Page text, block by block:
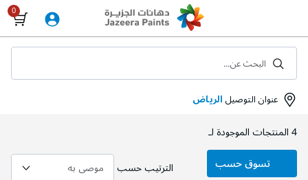
Content
عنوان التوصيلالرياض
البحث عن...
4المنتجات الموجودة لـ
الترتيب حسب
تسوق حسب